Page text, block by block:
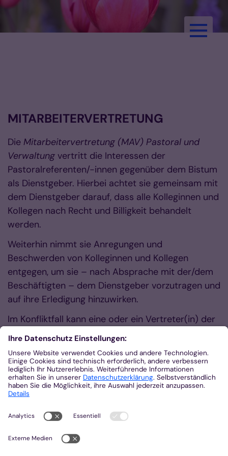
Zum Inhalt springen
MITARBEITERVERTRETUNG
Die Mitarbeitervertretung (MAV) Pastoral und
Verwaltung vertritt die Interessen der
Pastoralreferenten/-innen gegenüber dem Bistum
als Dienstgeber. Hierbei achtet sie gemeinsam mit
dem Dienstgeber darauf, dass alle Kolleginnen und
Kollegen nach Recht und Billigkeit behandelt
werden.
Weiterhin nimmt sie Anregungen und
Beschwerden von Kolleginnen und Kollegen
entgegen, um sie – nach Absprache mit der/dem
Beschäftigten – dem Dienstgeber vorzutragen und
auf ihre Erledigung hinzuwirken.
Im Konfliktfall kann eine oder ein Vertreter(in) der
MAV die Kollegin oder den Kollegen im
Personalgespräch begleiten.
Darüber hinaus berät und wirkt sie mit u.a. bei
Berufseingliederungsmaßnahmen (BEM-
Verfahren) und ist zur Verbesserung von
beteiligt bei Begehungen und anderweitigen
Maßnahmen in diesem Bereich.